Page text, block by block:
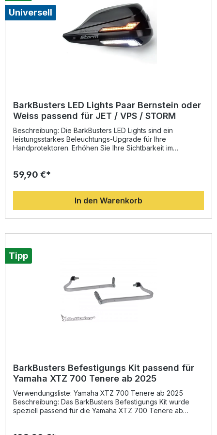
Einfache, sichere Zweipunkt-Montage Erhältlich in
mehreren Farben passend zum Motorraddesign
und rechts) Montagematerial
Universell
BarkBusters LED Lights Paar Bernstein oder
Weiss passend für JET / VPS / STORM
Beschreibung: Die BarkBusters LED Lights sind ein
leistungsstarkes Beleuchtungs-Upgrade für Ihre
Handprotektoren. Erhöhen Sie Ihre Sichtbarkeit im
Positionslicht (Weiß-Version) eingesetzt werden können.
und erfüllen somit die gesetzlichen Vorgaben für den
Straßenverkehr. Jede Leuchte verfügt über 15
leistungsstarke LEDs mit geringem Stromverbrauch,
wodurch Ihre Fahrt sicherer und effizienter wird. Die
Schutzvorrichtungen oder wahlweise an der Ober- und
eine optimale Blinkfrequenz kann optional ein Widerstand
eingesetzt werden (separat erhältlich). Superhelle LED-
Kennzeichnung für legale Nutzung im Straßenverkehr
Passend für BarkBusters JET, VPS und STORM
(Positionslicht) Lieferumfang: 1 Paar BarkBusters LED Lights
(links und rechts) Farbe wählbar: Bernstein oder Weiss
59,90 €*
In den Warenkorb
Tipp
BarkBusters Befestigungs Kit passend für
Yamaha XTZ 700 Tenere ab 2025
Verwendungsliste: Yamaha XTZ 700 Tenere ab 2025
Beschreibung: Das BarkBusters Befestigungs Kit wurde
speziell passend für die Yamaha XTZ 700 Tenere ab